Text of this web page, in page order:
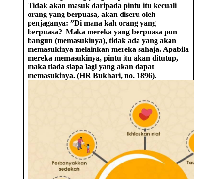
Tidak akan masuk daripada pintu itu kecuali
orang yang berpuasa, akan diseru oleh
penjaganya: ”Di mana kah orang yang
berpuasa? Maka mereka yang berpuasa pun
bangun (memasukinya), tidak ada yang akan
memasukinya melainkan mereka sahaja. Apabila
mereka memasukinya, pintu itu akan ditutup,
maka tiada siapa lagi yang akan dapat
memasukinya. (HR Bukhari, no. 1896).